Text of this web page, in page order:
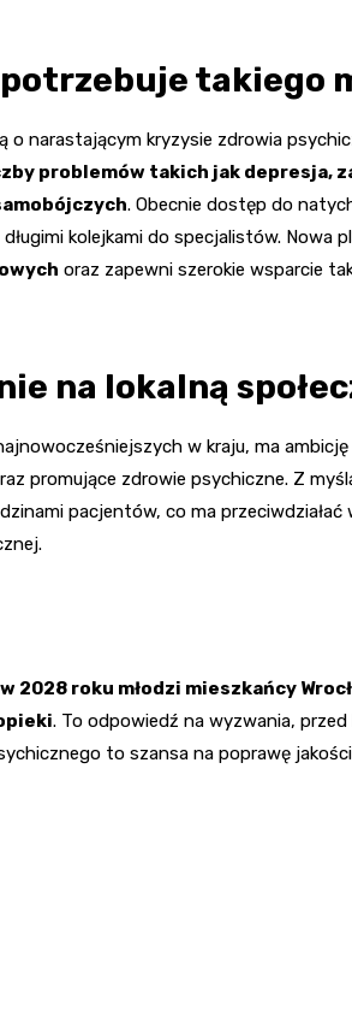
potrzebuje takiego
o narastającym kryzysie zdrowia
problemów takich jak depresja,
. Obecnie dostęp do
kolejkami do specjalistów. Nowa
oraz zapewni szerokie wsparcie
na lokalną
w kraju, ma
promujące zdrowie psychiczne. Z
pacjentów, co ma
w 2028 roku młodzi mieszkańcy
. To odpowiedź na wyzwania,
to szansa na poprawę